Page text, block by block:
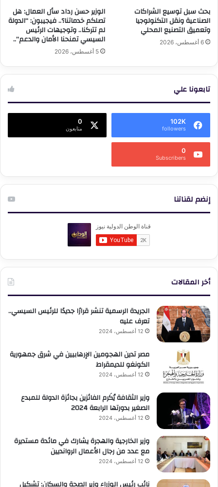
بحث سبل توسيع الشراكات
الصناعية ونقل التكنولوجيا
وتعميق التصنيع المحلي
6 أغسطس، 2026
الوزير حسن رداد سأل العمال: هل
تصلكم خدماتنا؟.. فيجيبون: “الدولة
لم تتركنا.. وتوجيهات الرئيس
السيسي تمنحنا الأمان والدعم”..
5 أغسطس، 2026
تابعونا علي
102K
followers
0
متابعون
0
Subscribers
إنضم لقناتنا
أخر المقالات
الجريدة الرسمية تنشر قرارًا جديدًا للرئيس السيسي..
تعرف عليه
12 أغسطس، 2024
مصر تدين الهجومين الإرهابيين في شرق جمهورية
الكونغو للديمقراط
12 أغسطس، 2024
وزير الثقافة يُكَرم الفائزين بجائزة الدولة للمبدع
الصغير بدورتها الرابعة 2024
12 أغسطس، 2024
وزير الخارجية والهجرة يشارك في مائدة مستديرة
مع عدد من رجال الأعمال الروانديين
12 أغسطس، 2024